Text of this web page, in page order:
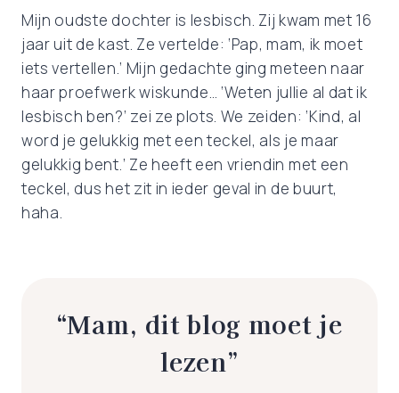
Mijn oudste dochter is lesbisch. Zij kwam met 16
jaar uit de kast. Ze vertelde: ‘Pap, mam, ik moet
iets vertellen.’ Mijn gedachte ging meteen naar
haar proefwerk wiskunde… ‘Weten jullie al dat ik
lesbisch ben?’ zei ze plots. We zeiden: ‘Kind, al
word je gelukkig met een teckel, als je maar
gelukkig bent.’ Ze heeft een vriendin met een
teckel, dus het zit in ieder geval in de buurt,
haha.
“Mam, dit blog moet je
lezen”